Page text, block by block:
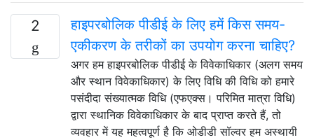
2
हाइपरबोलिक पीडीई के लिए हमें किस समय-
एकीकरण के तरीकों का उपयोग करना चाहिए?
अगर हम हाइपरबोलिक पीडीई के विवेकाधिकार (अलग समय
और स्थान विवेकाधिकार) के लिए विधि की विधि को हमारे
पसंदीदा संख्यात्मक विधि (एफएक्स। परिमित मात्रा विधि)
द्वारा स्थानिक विवेकाधिकार के बाद प्राप्त करते हैं, तो
व्यवहार में यह महत्वपूर्ण है कि ओडीडी सॉल्वर हम अस्थायी